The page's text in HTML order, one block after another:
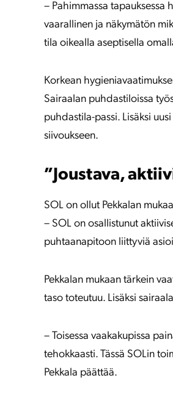
– Pahimmassa
vaarallinen ja näkymätön
tila oikealla aseptisella
Korkean
Sairaalan puhdastiloissa
puhdastila-passi. Lisäksi
siivoukseen.
”Joustava,
SOL on ollut Pekkalan
– SOL on osallistunut
puhtaanapitoon liittyviä
Pekkalan mukaan tärkein
taso toteutuu. Lisäksi
– Toisessa vaakakupissa
tehokkaasti. Tässä SOLin
Pekkala päättää.